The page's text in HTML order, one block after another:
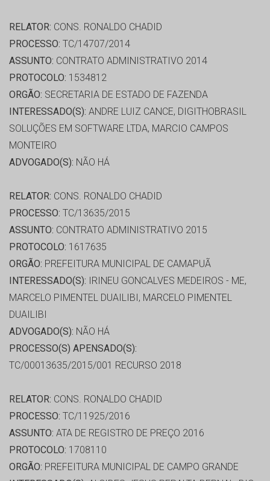
RELATOR: CONS. RONALDO CHADID
PROCESSO: TC/14707/2014
ASSUNTO: CONTRATO ADMINISTRATIVO 2014
PROTOCOLO: 1534812
ORGÃO: SECRETARIA DE ESTADO DE FAZENDA
INTERESSADO(S): ANDRE LUIZ CANCE, DIGITHOBRASIL
SOLUÇÕES EM SOFTWARE LTDA, MARCIO CAMPOS
MONTEIRO
ADVOGADO(S): NÃO HÁ
RELATOR: CONS. RONALDO CHADID
PROCESSO: TC/13635/2015
ASSUNTO: CONTRATO ADMINISTRATIVO 2015
PROTOCOLO: 1617635
ORGÃO: PREFEITURA MUNICIPAL DE CAMAPUÃ
INTERESSADO(S): IRINEU GONCALVES MEDEIROS - ME,
MARCELO PIMENTEL DUAILIBI, MARCELO PIMENTEL
DUAILIBI
ADVOGADO(S): NÃO HÁ
PROCESSO(S) APENSADO(S):
TC/00013635/2015/001 RECURSO 2018
RELATOR: CONS. RONALDO CHADID
PROCESSO: TC/11925/2016
ASSUNTO: ATA DE REGISTRO DE PREÇO 2016
PROTOCOLO: 1708110
ORGÃO: PREFEITURA MUNICIPAL DE CAMPO GRANDE